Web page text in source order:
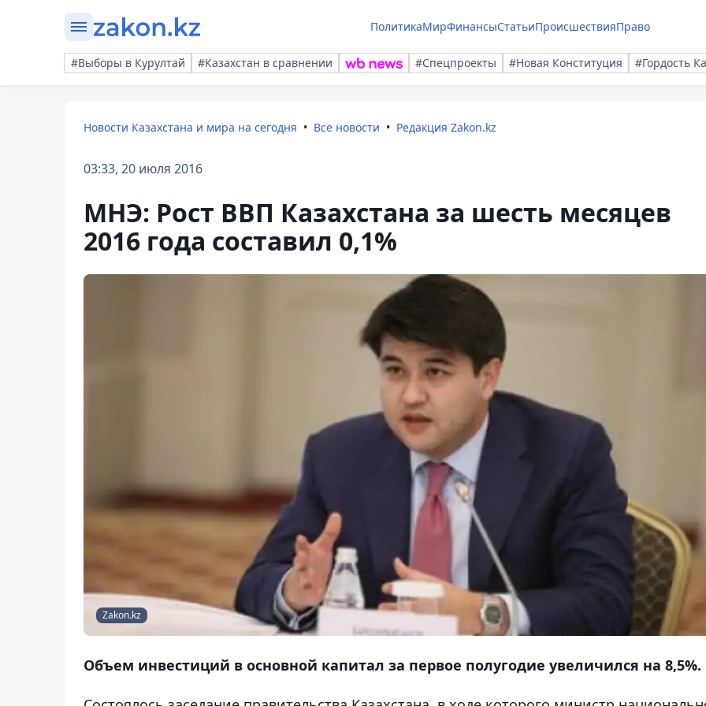
ПолитикаМирФинансыСтатьиПроисшествияПраво
#Выборы в Курултай #Казахстан в сравнении #Спецпроекты #Новая Конституция #Гордость
Новости Казахстана и мира на сегодня Все новости Редакция Zakon.kz
03:33, 20 июля 2016
МНЭ: Рост ВВП Казахстана за шесть месяцев
2016 года составил 0,1%
Zakon.kz
Объем инвестиций в основной капитал за первое полугодие увеличился на 8,5%.